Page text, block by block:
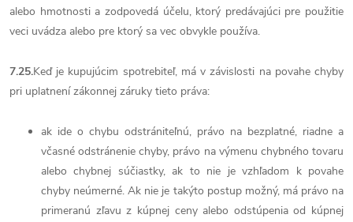
alebo hmotnosti a zodpovedá účelu, ktorý predávajúci pre použitie
veci uvádza alebo pre ktorý sa vec obvykle používa.
7.25.Keď je kupujúcim spotrebiteľ, má v závislosti na povahe chyby
pri uplatnení zákonnej záruky tieto práva:
ak ide o chybu odstrániteľnú, právo na bezplatné, riadne a
včasné odstránenie chyby, právo na výmenu chybného tovaru
alebo chybnej súčiastky, ak to nie je vzhľadom k povahe
chyby neúmerné. Ak nie je takýto postup možný, má právo na
primeranú zľavu z kúpnej ceny alebo odstúpenia od kúpnej